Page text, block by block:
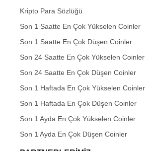
Kripto Para Sözlüğü
Son 1 Saatte En Çok Yükselen Coinler
Son 1 Saatte En Çok Düşen Coinler
Son 24 Saatte En Çok Yükselen Coinler
Son 24 Saatte En Çok Düşen Coinler
Son 1 Haftada En Çok Yükselen Coinler
Son 1 Haftada En Çok Düşen Coinler
Son 1 Ayda En Çok Yükselen Coinler
Son 1 Ayda En Çok Düşen Coinler